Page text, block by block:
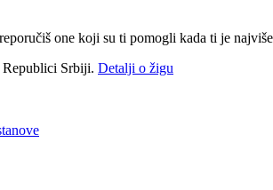
one koji su ti pomogli kada ti je
Srbiji. Detalji o žigu